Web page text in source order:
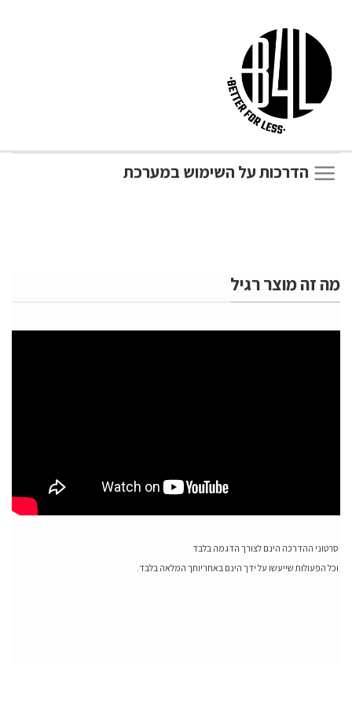
הדרכות על השימוש במערכת
מה זה מוצר רגיל
סרטוני ההדרכה הינם לצורך הדגמה בלבד
וכל הפעולות שייעשו על ידך הינם באחריותך המלאה בלבד.